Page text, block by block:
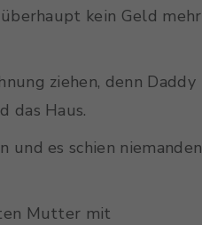
kein Geld mehr
ziehen, denn Daddy
das Haus.
es schien niemanden
Mutter mit